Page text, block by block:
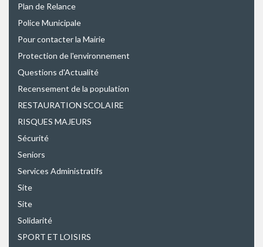
Plan de Relance
Police Municipale
Pour contacter la Mairie
Protection de l'environnement
Questions d'Actualité
Recensement de la population
RESTAURATION SCOLAIRE
RISQUES MAJEURS
Sécurité
Seniors
Services Administratifs
Site
Site
Solidarité
SPORT ET LOISIRS